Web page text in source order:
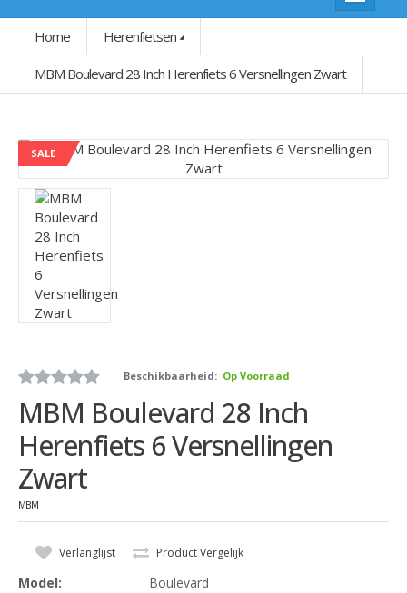
Home Herenfietsen
MBM Boulevard 28 Inch Herenfiets 6 Versnellingen Zwart
SALE
Beschikbaarheid: Op Voorraad
MBM Boulevard 28 Inch
Herenfiets 6 Versnellingen
Zwart
MBM
Verlanglijst Product Vergelijk
Model: Boulevard